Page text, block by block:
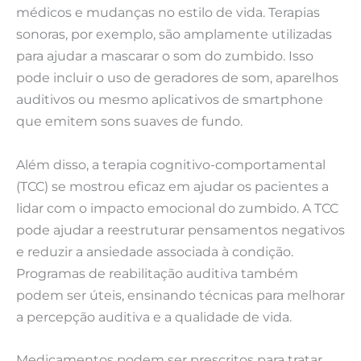
médicos e mudanças no estilo de vida. Terapias
sonoras, por exemplo, são amplamente utilizadas
para ajudar a mascarar o som do zumbido. Isso
pode incluir o uso de geradores de som, aparelhos
auditivos ou mesmo aplicativos de smartphone
que emitem sons suaves de fundo.
Além disso, a terapia cognitivo-comportamental
(TCC) se mostrou eficaz em ajudar os pacientes a
lidar com o impacto emocional do zumbido. A TCC
pode ajudar a reestruturar pensamentos negativos
e reduzir a ansiedade associada à condição.
Programas de reabilitação auditiva também
podem ser úteis, ensinando técnicas para melhorar
a percepção auditiva e a qualidade de vida.